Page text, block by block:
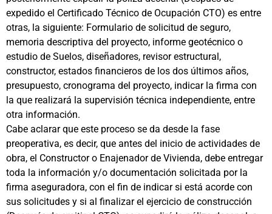
expedido el Certificado Técnico de Ocupación CTO) es entre
otras, la siguiente: Formulario de solicitud de seguro,
memoria descriptiva del proyecto, informe geotécnico o
estudio de Suelos, diseñadores, revisor estructural,
constructor, estados financieros de los dos últimos años,
presupuesto, cronograma del proyecto, indicar la firma con
la que realizará la supervisión técnica independiente, entre
otra información.
Cabe aclarar que este proceso se da desde la fase
preoperativa, es decir, que antes del inicio de actividades de
obra, el Constructor o Enajenador de Vivienda, debe entregar
toda la información y/o documentación solicitada por la
firma aseguradora, con el fin de indicar si está acorde con
sus solicitudes y si al finalizar el ejercicio de construcción